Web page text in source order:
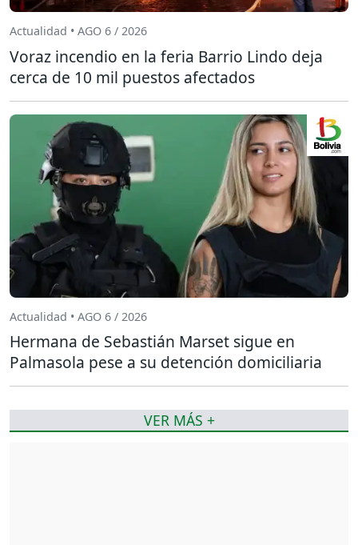
Actualidad • AGO 6 / 2026
Voraz incendio en la feria Barrio Lindo deja
cerca de 10 mil puestos afectados
Actualidad • AGO 6 / 2026
Hermana de Sebastián Marset sigue en
Palmasola pese a su detención domiciliaria
VER MÁS +